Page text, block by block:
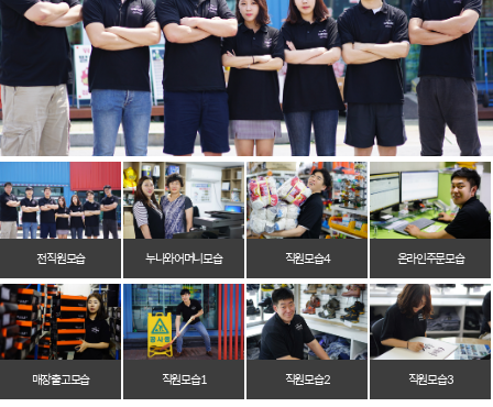
전 직원 모습 누나와 어머니 모습 직원 모습 4 온라인 주문 모습
매장 출고 모습 직원 모습 1 직원 모습 2 직원 모습 3